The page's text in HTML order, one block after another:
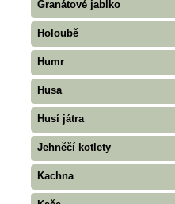
Granátové jablko
Holoubě
Humr
Husa
Husí játra
Jehněčí kotlety
Kachna